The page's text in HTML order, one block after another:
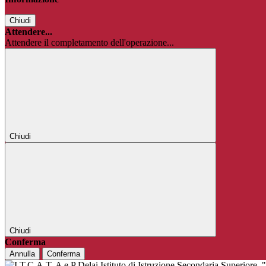
Chiudi
Attendere...
Attendere il completamento dell'operazione...
Chiudi
Chiudi
Conferma
Annulla Conferma